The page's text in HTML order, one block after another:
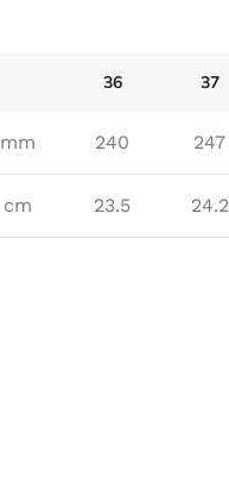
36 37
mm 240 247
cm 23.5 24.2